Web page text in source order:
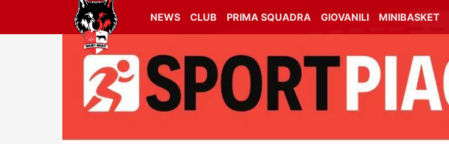
NEWS CLUB PRIMA SQUADRA GIOVANILI MINIBASKET